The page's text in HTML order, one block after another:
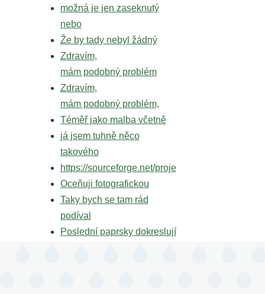
možná je jen zaseknutý
nebo
Že by tady nebyl žádný
Zdravím,
mám podobný problém
Zdravím,
mám podobný problém,
Téměř jako malba včetně
já jsem tuhně něco
takového
https://sourceforge.net/proje
Oceňuji fotografickou
Taky bych se tam rád
podíval
Poslední paprsky dokreslují